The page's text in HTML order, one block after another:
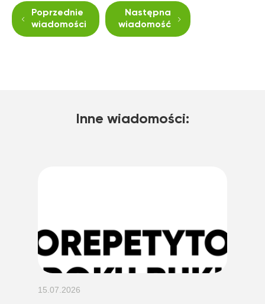
Poprzednie
wiadomości
Następna
wiadomość
Inne wiadomości:
15.07.2026